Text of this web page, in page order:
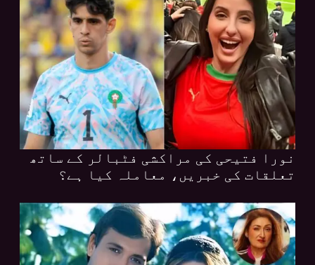
نورا فتیحی کی مراکشی فٹبالر کے ساتھ
تعلقات کی خبریں، معاملہ کیا ہے؟